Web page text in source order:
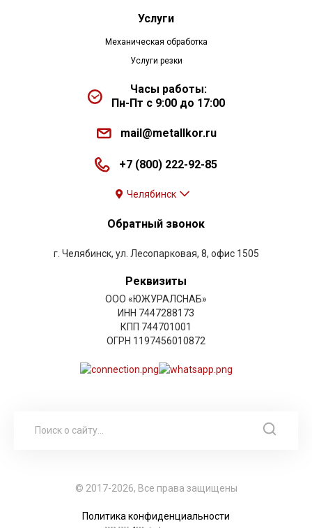
Услуги
Механическая обработка
Услуги резки
Часы работы:
Пн-Пт с 9:00 до 17:00
mail@metallkor.ru
+7 (800) 222-92-85
Челябинск
Обратный звонок
г. Челябинск, ул. Лесопарковая, 8, офис 1505
Реквизиты
ООО «ЮЖУРАЛСНАБ»
ИНН 7447288173
КПП 744701001
ОГРН 1197456010872
© 2017-2026, Все права защищены
Политика конфиденциальности